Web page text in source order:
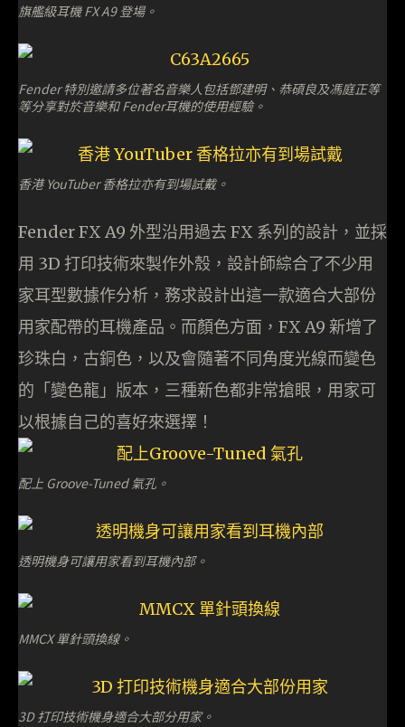
旗艦級耳機 FX A9 登場。
Fender 特別邀請多位著名音樂人包括鄧建明、恭碩良及馮庭正等
等分享對於音樂和 Fender耳機的使用經驗。
香港 YouTuber 香格拉亦有到場試戴。
Fender FX A9 外型沿用過去 FX 系列的設計，並採
用 3D 打印技術來製作外殼，設計師綜合了不少用
家耳型數據作分析，務求設計出這一款適合大部份
用家配帶的耳機產品。而顏色方面，FX A9 新增了
珍珠白，古銅色，以及會隨著不同角度光線而變色
的「變色龍」版本，三種新色都非常搶眼，用家可
以根據自己的喜好來選擇！
配上 Groove-Tuned 氣孔。
透明機身可讓用家看到耳機內部。
MMCX 單針頭換線。
3D 打印技術機身適合大部分用家。